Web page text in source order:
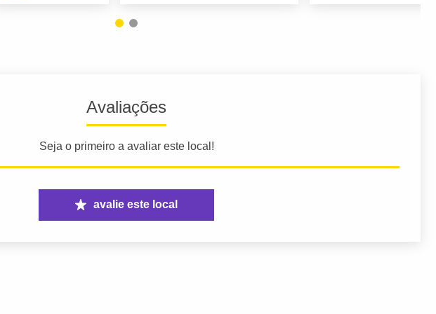
Avaliações
Seja o primeiro a avaliar este local!
avalie este local